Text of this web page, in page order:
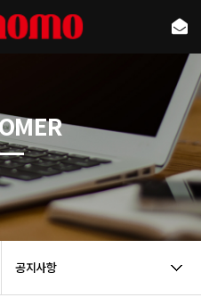
공지사항